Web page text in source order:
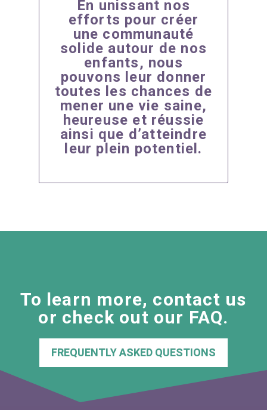
En unissant nos
efforts pour créer
une communauté
solide autour de nos
enfants, nous
pouvons leur donner
toutes les chances de
mener une vie saine,
heureuse et réussie
ainsi que d’atteindre
leur plein potentiel.
To learn more, contact us
or check out our FAQ.
FREQUENTLY ASKED QUESTIONS